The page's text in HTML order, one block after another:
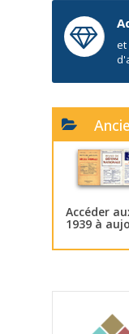
et
Accéder
1939 à